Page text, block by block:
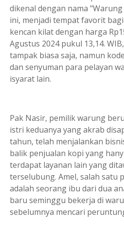
dikenal dengan nama
ini, menjadi tempat favorit
kencan kilat dengan harga
Agustus 2024 pukul 13,14.
tampak biasa saja, namun
dan senyuman para pelayan
isyarat lain.
Pak Nasir, pemilik warung
istri keduanya yang akrab
tahun, telah menjalankan
balik penjualan kopi yang
terdapat layanan lain yang
terselubung. Amel, salah satu
adalah seorang ibu dari dua
baru seminggu bekerja di
sebelumnya mencari